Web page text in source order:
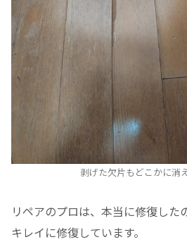
剥げた欠片もどこかに消
リペアのプロは、本当に修復した
キレイに修復しています。